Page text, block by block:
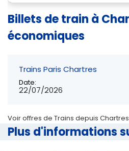
Billets de train à
économiques
Trains Paris Chartres
Date:
22/07/2026
Voir offres de Trains depuis Chartres
Plus d'informations